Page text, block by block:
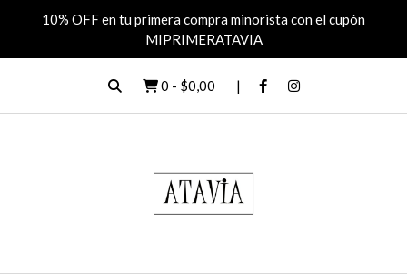
10% OFF en tu primera compra minorista con el cupón
MIPRIMERATAVIA
0 - $0,00